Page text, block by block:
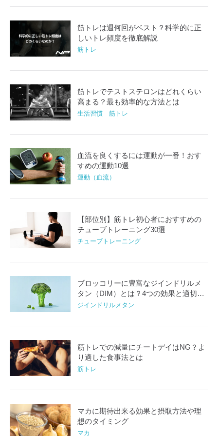
筋トレは週何回がベスト？科学的に正
しいトレ頻度を徹底解説
筋トレ
筋トレでテストステロンはどれくらい
高まる？最も効率的な方法とは
生活習慣 筋トレ
血流を良くするには運動が一番！おす
すめの運動10選
運動（血流）
【部位別】筋トレ初心者におすすめの
チューブトレーニング30選
チューブトレーニング
ブロッコリーに豊富なジインドリルメ
タン（DIM）とは？4つの効果と適切な
摂取方法
ジインドリルメタン
筋トレでの減量にチートデイはNG？よ
り適した食事法とは
筋トレ
マカに期待出来る効果と摂取方法や理
想のタイミング
マカ